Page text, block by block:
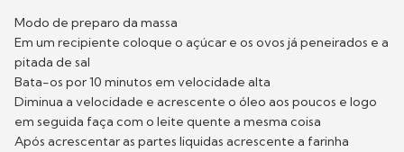
Modo de preparo da massa
Em um recipiente coloque o açúcar e os ovos já peneirados e a
pitada de sal
Bata-os por 10 minutos em velocidade alta
Diminua a velocidade e acrescente o óleo aos poucos e logo
em seguida faça com o leite quente a mesma coisa
Após acrescentar as partes liquidas acrescente a farinha